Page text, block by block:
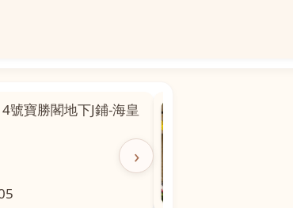
›
珍興樓L1舖 粵華廣場對